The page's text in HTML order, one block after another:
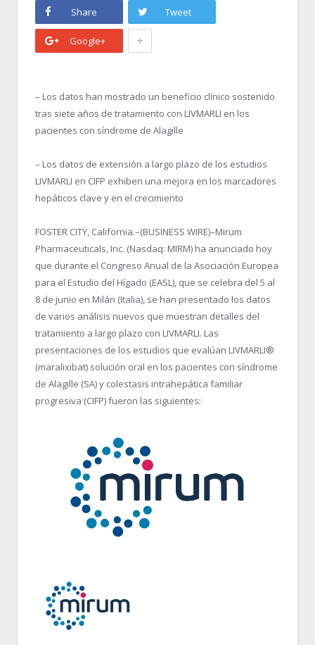
Share Tweet
Google+ +
– Los datos han mostrado un beneficio clínico sostenido
tras siete años de tratamiento con LIVMARLI en los
pacientes con síndrome de Alagille
– Los datos de extensión a largo plazo de los estudios
LIVMARLI en CIFP exhiben una mejora en los marcadores
hepáticos clave y en el crecimiento
FOSTER CITY, California.–(BUSINESS WIRE)–Mirum
Pharmaceuticals, Inc. (Nasdaq: MIRM) ha anunciado hoy
que durante el Congreso Anual de la Asociación Europea
para el Estudio del Hígado (EASL), que se celebra del 5 al
8 de junio en Milán (Italia), se han presentado los datos
de varios análisis nuevos que muestran detalles del
tratamiento a largo plazo con LIVMARLI. Las
presentaciones de los estudios que evalúan LIVMARLI®
(maralixibat) solución oral en los pacientes con síndrome
de Alagille (SA) y colestasis intrahepática familiar
progresiva (CIFP) fueron las siguientes: